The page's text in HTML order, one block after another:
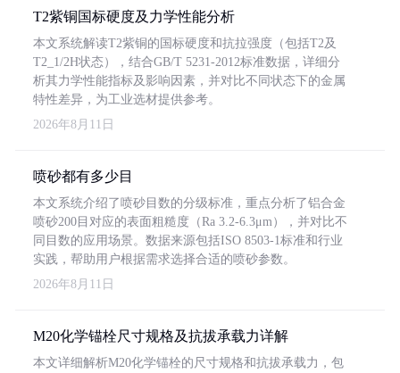
T2紫铜国标硬度及力学性能分析
本文系统解读T2紫铜的国标硬度和抗拉强度（包括T2及
T2_1/2H状态），结合GB/T 5231-2012标准数据，详细分
析其力学性能指标及影响因素，并对比不同状态下的金属
特性差异，为工业选材提供参考。
2026年8月11日
喷砂都有多少目
本文系统介绍了喷砂目数的分级标准，重点分析了铝合金
喷砂200目对应的表面粗糙度（Ra 3.2-6.3μm），并对比不
同目数的应用场景。数据来源包括ISO 8503-1标准和行业
实践，帮助用户根据需求选择合适的喷砂参数。
2026年8月11日
M20化学锚栓尺寸规格及抗拔承载力详解
本文详细解析M20化学锚栓的尺寸规格和抗拔承载力，包